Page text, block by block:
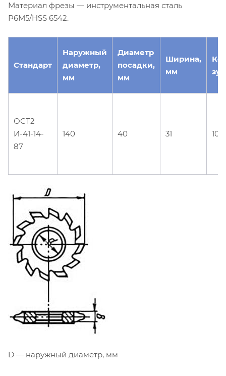
Материал фрезы — инструментальная сталь
Р6М5/HSS 6542.
Стандарт
Наружный
диаметр,
мм
Диаметр
посадки,
мм
Ширина,
мм
ОСТ2
И-41-14-
87
140 40 31 10
D — наружный диаметр, мм